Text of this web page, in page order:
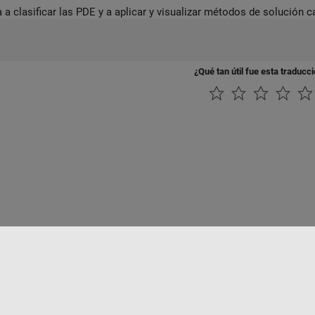
a clasificar las PDE y a aplicar y visualizar métodos de solución
¿Qué tan útil fue esta